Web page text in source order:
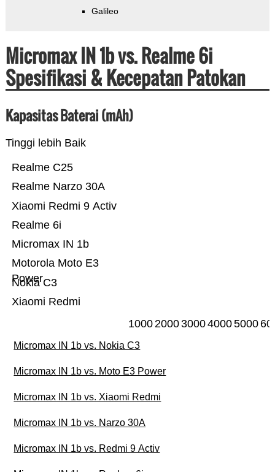
Galileo
Micromax IN 1b vs. Realme 6i
Spesifikasi & Kecepatan Patokan
Kapasitas Baterai (mAh)
Tinggi lebih Baik
Xiaomi Redmi
Nokia C3
Motorola Moto E3
Power
Micromax IN 1b
Realme 6i
Xiaomi Redmi 9 Activ
Realme Narzo 30A
Realme C25
10002000300040005000
Micromax IN 1b vs. Nokia C3
Micromax IN 1b vs. Moto E3 Power
Micromax IN 1b vs. Xiaomi Redmi
Micromax IN 1b vs. Narzo 30A
Micromax IN 1b vs. Redmi 9 Activ